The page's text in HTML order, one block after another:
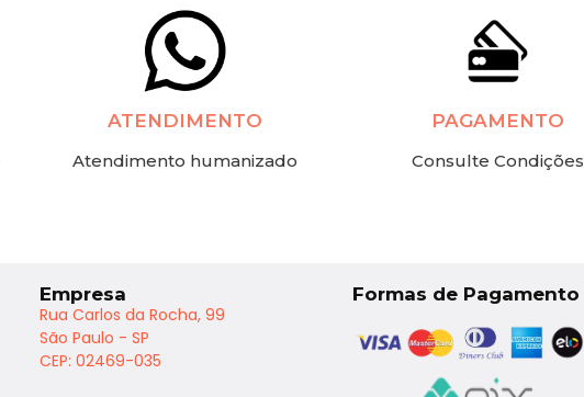
ATENDIMENTO
Atendimento humanizado
PAGAMENTO
Consulte Condições
Empresa
Rua Carlos da Rocha, 99
São Paulo - SP
CEP: 02469-035
Formas de Pagamento